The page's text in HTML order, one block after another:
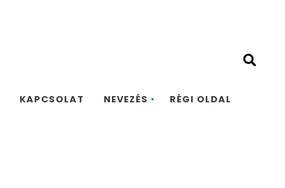
KAPCSOLAT NEVEZÉS RÉGI OLDAL